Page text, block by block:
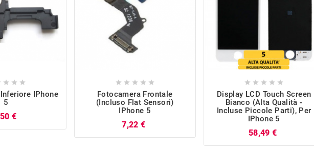
  
IPhone
5
€
    
Fotocamera Frontale
(incluso Flat Sensori)
IPhone 5
7,22 €
    
Display LCD Touch Screen
Bianco (Alta Qualità -
Incluse Piccole Parti), Per
IPhone 5
58,49 €